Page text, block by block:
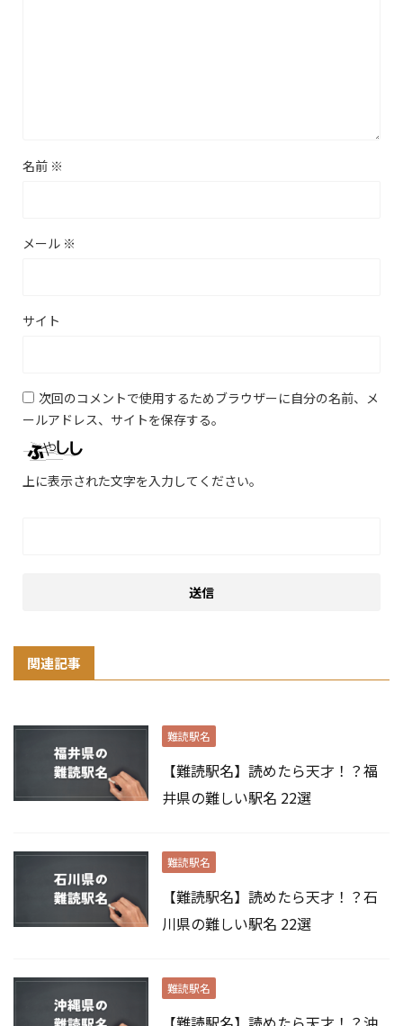
名前 ※
メール ※
サイト
次回のコメントで使用するためブラウザーに自分の名前、メ
ールアドレス、サイトを保存する。
上に表示された文字を入力してください。
関連記事
難読駅名
【難読駅名】読めたら天才！？福
井県の難しい駅名 22選
難読駅名
【難読駅名】読めたら天才！？石
川県の難しい駅名 22選
難読駅名